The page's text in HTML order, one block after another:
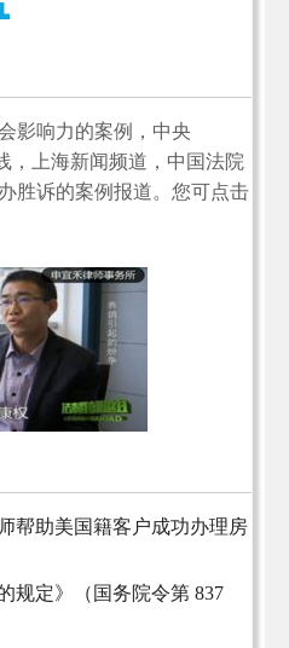
影响力的案例，中央
，上海新闻频道，中国法院
胜诉的案例报道。您可点击
帮助美国籍客户成功办理房
规定》（国务院令第 837